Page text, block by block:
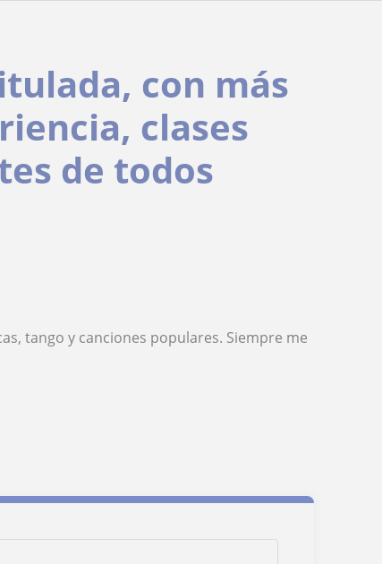
con más
clases
de todos
tango y canciones populares. Siempre me